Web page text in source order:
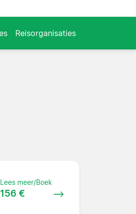
Reisorganisaties
Lees meer/Boek
156 €